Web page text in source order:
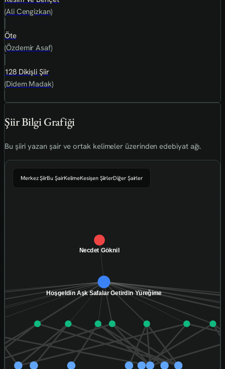
(Ali Cengizkan)
Öte
(Özdemir Asaf)
128 Dikişli Şiir
(Didem Madak)
Şiir Bilgi Grafiği
Bu şiiri yazan şair ve ortak kelimeler üzerinden edebiyat ağı.
Merkez ŞiirBu ŞairKelimeKesişen ŞiirlerDiğer Şairler